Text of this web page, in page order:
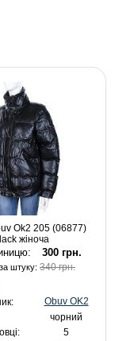
Ok2 205 (06877)
жіноча
300 грн.
штуку:340 грн.
Obuv OK2
чорний
5